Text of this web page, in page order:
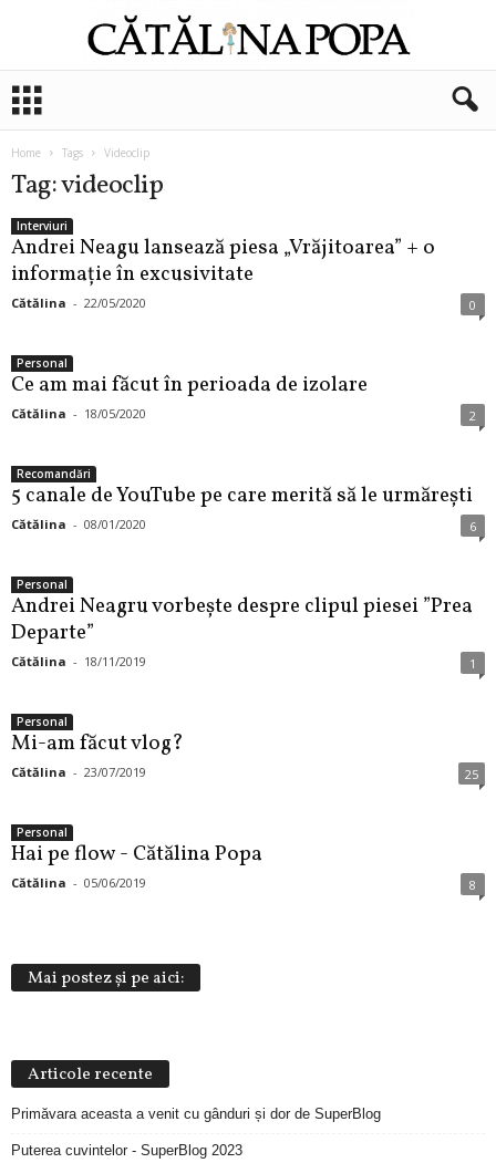
t
Home Tags Videoclip
Tag: videoclip
Interviuri
Andrei Neagu lansează piesa „Vrăjitoarea” + o
informație în excusivitate
Cătălina - 22/05/2020 0
Personal
Ce am mai făcut în perioada de izolare
Cătălina - 18/05/2020 2
Recomandări
5 canale de YouTube pe care merită să le urmărești
Cătălina - 08/01/2020 6
Personal
Andrei Neagru vorbește despre clipul piesei ”Prea
Departe”
Cătălina - 18/11/2019 1
Personal
Mi-am făcut vlog?
Cătălina - 23/07/2019 25
Personal
Hai pe flow - Cătălina Popa
Cătălina - 05/06/2019 8
Mai postez și pe aici:
Articole recente
Primăvara aceasta a venit cu gânduri și dor de SuperBlog
Puterea cuvintelor - SuperBlog 2023